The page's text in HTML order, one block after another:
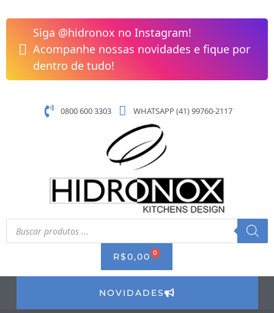
para
conteúdo
Siga @hidronox no Instagram!
Acompanhe nossas novidades e fique por
dentro de tudo!
0800 600 3303 WHATSAPP (41) 99760-2117
Pesquisar
produtos
R$0,00 0 CART
NOVIDADES
Loft
Nickel
Escovado
Lorenzetti
2020
quantidade